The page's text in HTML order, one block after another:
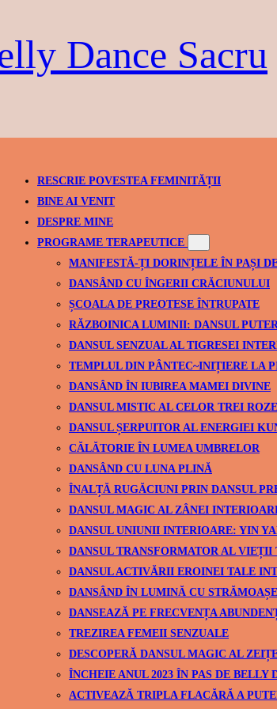
Dance Sacru
RESCRIE POVESTEA FEMINITĂȚII
BINE AI VENIT
DESPRE MINE
PROGRAME TERAPEUTICE
MANIFESTĂ-ȚI DORINȚELE ÎN PAȘI
DANSÂND CU ÎNGERII CRĂCIUNULUI
ȘCOALA DE PREOTESE ÎNTRUPATE
RĂZBOINICA LUMINII: DANSUL
DANSUL SENZUAL AL TIGRESEI
TEMPLUL DIN PÂNTEC~INIȚIERE LA
DANSÂND ÎN IUBIREA MAMEI DIVINE
DANSUL MISTIC AL CELOR TREI ROZE
DANSUL ȘERPUITOR AL ENERGIEI
CĂLĂTORIE ÎN LUMEA UMBRELOR
DANSÂND CU LUNA PLINĂ
ÎNALȚĂ RUGĂCIUNI PRIN DANSUL
DANSUL MAGIC AL ZÂNEI
DANSUL UNIUNII INTERIOARE: YIN
DANSUL TRANSFORMATOR AL VIEȚII
DANSUL ACTIVĂRII EROINEI TALE
DANSÂND ÎN LUMINĂ CU
DANSEAZĂ PE FRECVENȚA
TREZIREA FEMEII SENZUALE
DESCOPERĂ DANSUL MAGIC AL
ÎNCHEIE ANUL 2023 ÎN PAS DE BELLY
ACTIVEAZĂ TRIPLA FLACĂRĂ A